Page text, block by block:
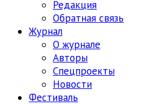
Редакция
Обратная связь
Журнал
О журнале
Авторы
Спецпроекты
Новости
Фестиваль